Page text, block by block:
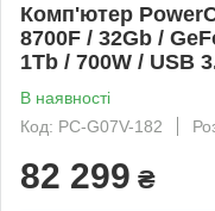
Комп'ютер
8700F / 32Gb /
1Tb / 700W / USB
В наявності
Код: PC-G07V-182
82 299 ₴